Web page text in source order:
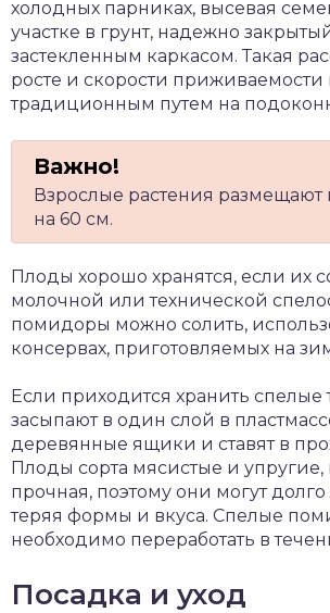
холодных парниках, высевая
участке в грунт, надежно
застекленным каркасом. Такая
росте и скорости
традиционным путем на
Взрослые растения размещают
на 60 см.
Плоды хорошо хранятся, если их
молочной или технической
помидоры можно солить,
консервах, приготовляемых на
Если приходится хранить спелые
засыпают в один слой в
деревянные ящики и ставят в
Плоды сорта мясистые и упругие,
прочная, поэтому они могут долго
теряя формы и вкуса. Спелые
необходимо переработать в
Посадка и уход